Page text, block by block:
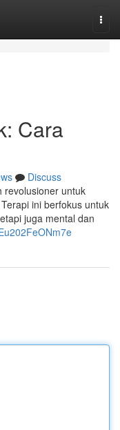
Cara
Discuss
revolusioner untuk
ini berfokus untuk
juga mental dan